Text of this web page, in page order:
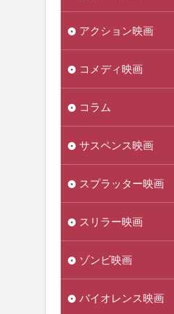
アクション映画
コメディ映画
コラム
サスペンス映画
スプラッター映画
スリラー映画
ゾンビ映画
バイオレンス映画